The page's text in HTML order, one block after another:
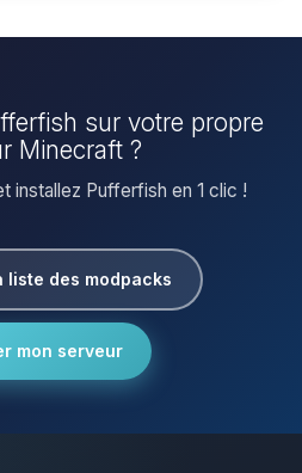
sur votre propre
Minecraft ?
installez Pufferfish en 1 clic !
liste des modpacks
mon serveur